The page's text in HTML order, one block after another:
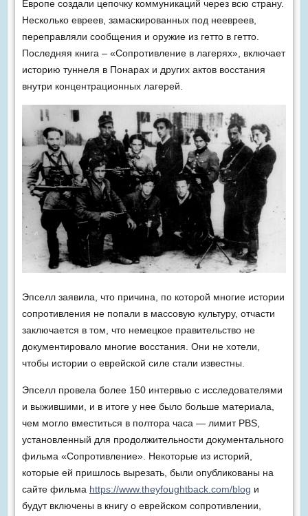
Европе создали цепочку коммуникаций через всю страну.
Несколько евреев, замаскированных под неевреев,
переправляли сообщения и оружие из гетто в гетто.
Последняя книга – «Сопротивление в лагерях», включает
историю туннеля в Понарах и других актов восстания
внутри концентрационных лагерей.
Эпселл заявила, что причина, по которой многие истории
сопротивления не попали в массовую культуру, отчасти
заключается в том, что немецкое правительство не
документировало многие восстания. Они не хотели,
чтобы истории о еврейской силе стали известны.
Эпселл провела более 150 интервью с исследователями
и выжившими, и в итоге у нее было больше материала,
чем могло вместиться в полтора часа — лимит PBS,
установленный для продолжительности документального
фильма «Сопротивление». Некоторые из историй,
которые ей пришлось вырезать, были опубликованы на
сайте фильма https://www.theyfoughtback.com/blog и
будут включены в книгу о еврейском сопротивлении,